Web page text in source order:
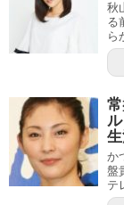
秋
る
ら
か
盤
テ